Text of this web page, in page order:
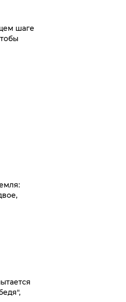
шаге